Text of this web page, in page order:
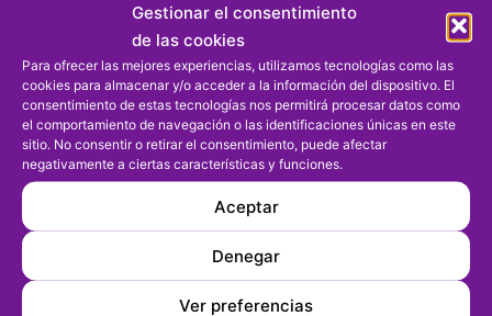
Gestionar el consentimiento
de las cookies
Para ofrecer las mejores experiencias, utilizamos tecnologías como las
cookies para almacenar y/o acceder a la información del dispositivo. El
consentimiento de estas tecnologías nos permitirá procesar datos como
el comportamiento de navegación o las identificaciones únicas en este
sitio. No consentir o retirar el consentimiento, puede afectar
negativamente a ciertas características y funciones.
Aceptar
Denegar
Ver preferencias
Publicada el15/04/2024
Por
Categorizado como